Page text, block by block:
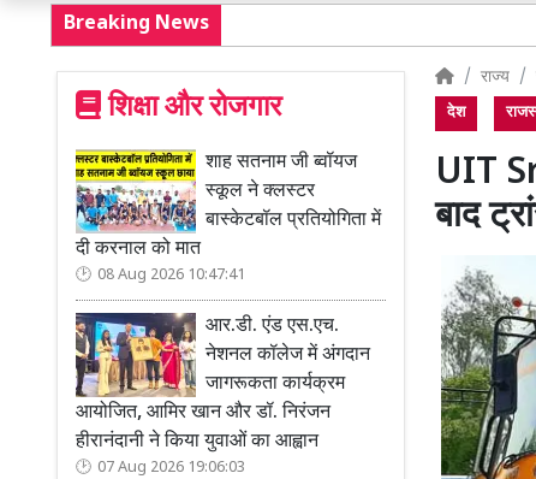
Breaking News
शिक्षा और रोजगार
शाह सतनाम जी ब्वॉयज
स्कूल ने क्लस्टर
बास्केटबॉल प्रतियोगिता में
दी करनाल को मात
08 Aug 2026 10:47:41
आर.डी. एंड एस.एच.
नेशनल कॉलेज में अंगदान
जागरूकता कार्यक्रम
आयोजित, आमिर खान और डॉ. निरंजन
हीरानंदानी ने किया युवाओं का आह्वान
07 Aug 2026 19:06:03
राज्य
देश
UIT
बाद